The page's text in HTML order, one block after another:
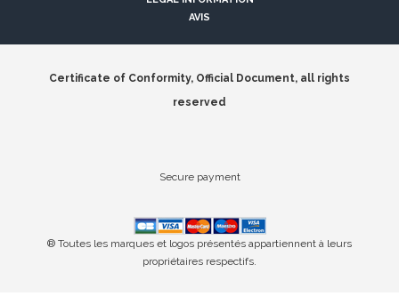
AVIS
Certificate of Conformity, Official Document, all rights
reserved
Secure payment
® Toutes les marques et logos présentés appartiennent à leurs
propriétaires respectifs.